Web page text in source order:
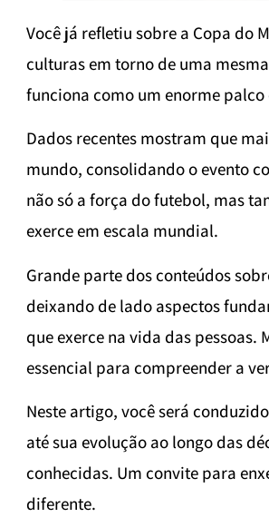
Você já refletiu sobre a Copa do
culturas em torno de uma
funciona como um enorme
Dados recentes mostram que
mundo, consolidando o evento
não só a força do futebol, mas
exerce em escala mundial.
Grande parte dos conteúdos
deixando de lado aspectos
que exerce na vida das
essencial para compreender a
Neste artigo, você será
até sua evolução ao longo das
conhecidas. Um convite para
diferente.